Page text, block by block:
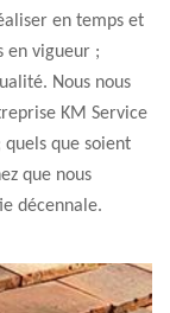
en temps et
en vigueur ;
Nous nous
KM Service
que soient
que nous
décennale.